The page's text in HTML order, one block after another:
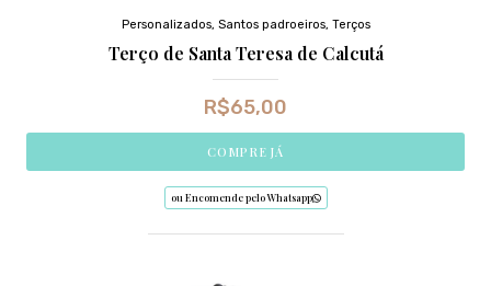
Personalizados, Santos padroeiros, Terços
Terço de Santa Teresa de Calcutá
R$65,00
COMPRE JÁ
ou Encomende pelo Whatsapp